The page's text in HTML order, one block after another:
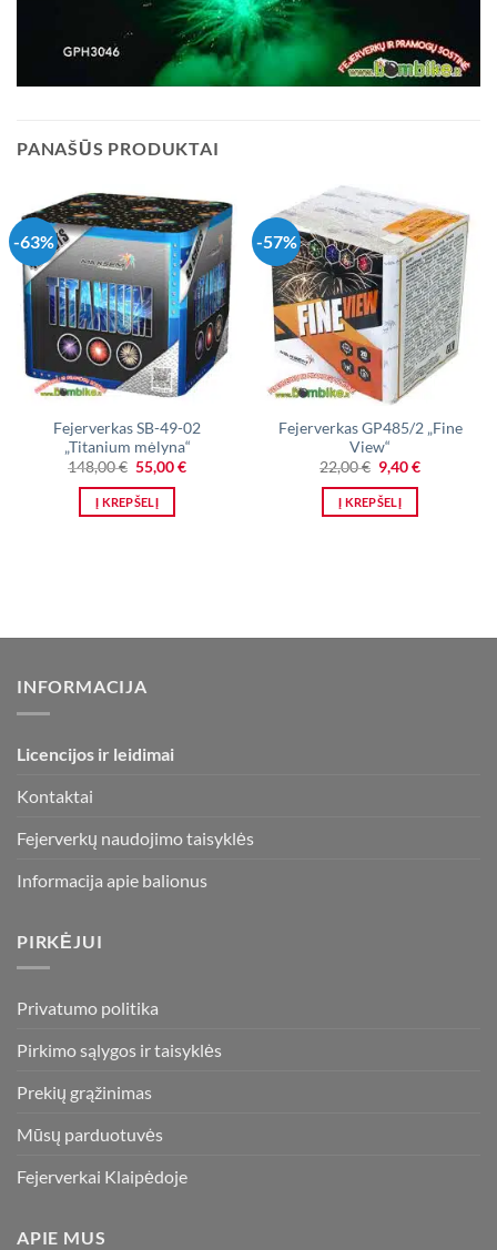
PANAŠŪS PRODUKTAI
-63%
Fejerverkas SB-49-02
„Titanium mėlyna“
148,00€ Original
price
was:
148,00 €.
55,00€Current
Į KREPŠELĮ
-57%
Fejerverkas GP485/2 „Fine
View“
22,00€ Original
price
was:
22,00 €.
9,40€Current
Į KREPŠELĮ
INFORMACIJA
Licencijos ir leidimai
Kontaktai
Fejerverkų naudojimo taisyklės
Informacija apie balionus
PIRKĖJUI
Privatumo politika
Pirkimo sąlygos ir taisyklės
Prekių grąžinimas
Mūsų parduotuvės
Fejerverkai Klaipėdoje
APIE MUS